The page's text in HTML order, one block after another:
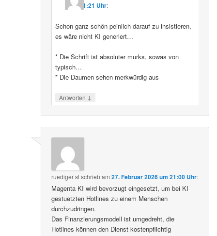
11:21 Uhr:
Schon ganz schön peinlich darauf zu insistieren,
es wäre nicht KI generiert…
* Die Schrift ist absoluter murks, sowas von
typisch…
* Die Daumen sehen merkwürdig aus
Antworten ↓
ruediger sl schriebam27. Februar 2026 um 21:00 Uhr:
Magenta KI wird bevorzugt eingesetzt, um bei KI
gestuetzten Hotlines zu einem Menschen
durchzudringen.
Das Finanzierungsmodell ist umgedreht, die
Hotlines können den Dienst kostenpflichtig